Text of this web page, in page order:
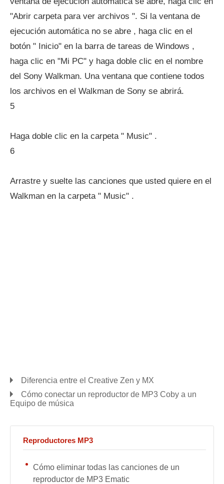
"Abrir carpeta para ver archivos ". Si la ventana de
ejecución automática no se abre , haga clic en el
botón " Inicio" en la barra de tareas de Windows ,
haga clic en "Mi PC" y haga doble clic en el nombre
del Sony Walkman. Una ventana que contiene todos
los archivos en el Walkman de Sony se abrirá.
5
Haga doble clic en la carpeta " Music" .
6
Arrastre y suelte las canciones que usted quiere en el
Walkman en la carpeta " Music" .
Diferencia entre el Creative Zen y MX
Cómo conectar un reproductor de MP3 Coby a un
Equipo de música
Reproductores MP3
Cómo eliminar todas las canciones de un
reproductor de MP3 Ematic